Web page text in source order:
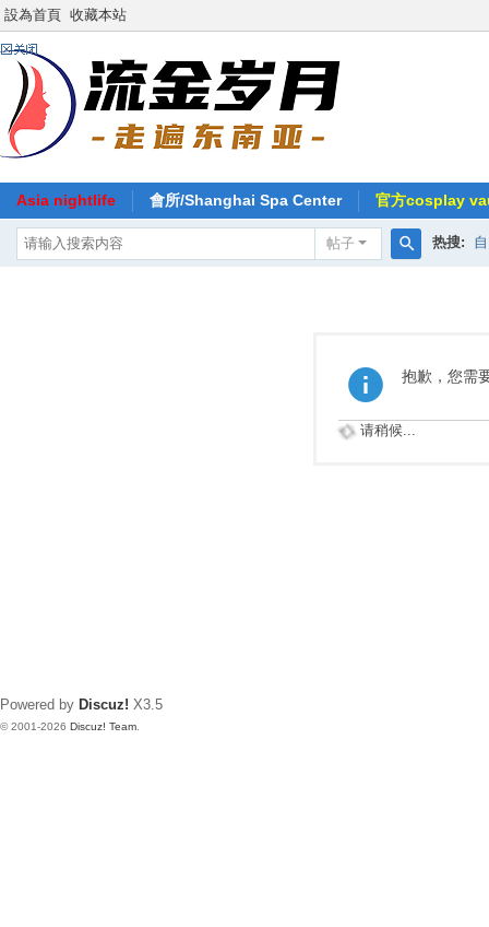
設為首頁 收藏本站
Asia nightlife 會所/Shanghai Spa Center 官方cosplay
帖子 热搜:
抱歉，您需
请稍候...
Powered by Discuz! X3.5
© 2001-2026 Discuz! Team